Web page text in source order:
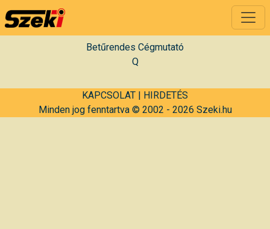
Betűrendes Cégmutató
Q
KAPCSOLAT | HIRDETÉS
Minden jog fenntartva © 2002 - 2026 Szeki.hu